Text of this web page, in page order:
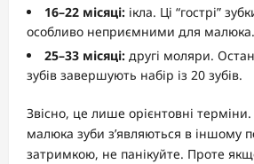
16–22 місяці: ікла. Ці “гострі”
особливо неприємними для малюка.
25–33 місяці: другі моляри.
зубів завершують набір із 20 зубів.
Звісно, це лише орієнтовні
малюка зуби з’являються в іншому
затримкою, не панікуйте. Проте